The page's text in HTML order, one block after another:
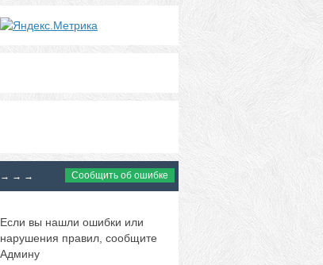
→ → → Сообщить об ошибке
Если вы нашли ошибки или
нарушения правил, сообщите
Админу